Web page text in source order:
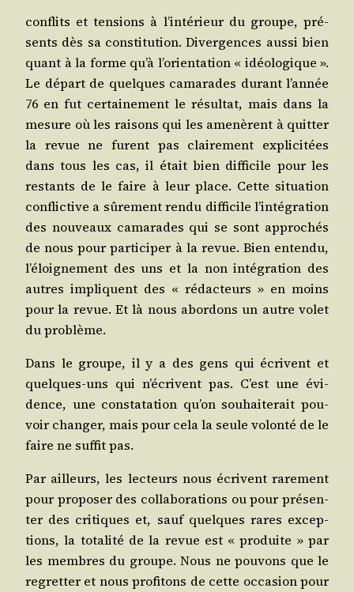
conflits et ten­sions à l’in­té­rieur du groupe, pré­
sents dès sa consti­tu­tion. Diver­gences aus­si bien
quant à la forme qu’à l’o­rien­ta­tion « idéo­lo­gique ».
Le départ de quelques cama­rades durant l’an­née
76 en fut cer­tai­ne­ment le résul­tat, mais dans la
mesure où les rai­sons qui les ame­nèrent à quit­ter
la revue ne furent pas clai­re­ment expli­ci­tées
dans tous les cas, il était bien dif­fi­cile pour les
res­tants de le faire à leur place. Cette situa­tion
conflic­tive a sûre­ment ren­du dif­fi­cile l’in­té­gra­tion
des nou­veaux cama­rades qui se sont appro­chés
de nous pour par­ti­ci­per à la revue. Bien enten­du,
l’é­loi­gne­ment des uns et la non inté­gra­tion des
autres impliquent des « rédac­teurs » en moins
pour la revue. Et là nous abor­dons un autre volet
du problème.
Dans le groupe, il y a des gens qui écrivent et
quelques-uns qui n’é­crivent pas. C’est une évi­
dence, une consta­ta­tion qu’on sou­hai­te­rait pou­
voir chan­ger, mais pour cela la seule volon­té de le
faire ne suf­fit pas.
Par ailleurs, les lec­teurs nous écrivent rare­ment
pour pro­po­ser des col­la­bo­ra­tions ou pour pré­sen­
ter des cri­tiques et, sauf quelques rares excep­
tions, la tota­li­té de la revue est « pro­duite » par
les membres du groupe. Nous ne pou­vons que le
regret­ter et nous pro­fi­tons de cette occa­sion pour